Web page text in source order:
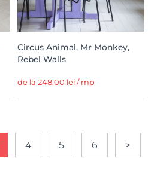
Circus Animal, Mr Monkey,
Rebel Walls
de la 248,00 lei / mp
4 5 6 >